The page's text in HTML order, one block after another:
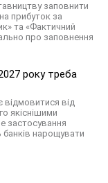
заповнити
прибуток за
та «Фактичний
про заповнення
року треба
від
якіснішими
застосування
нарощувати